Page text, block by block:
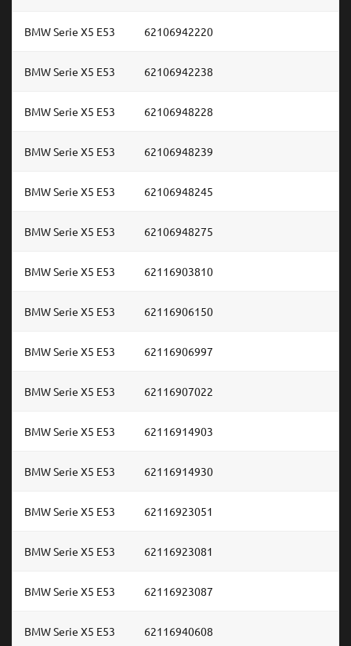
BMW Serie X5 E53 62106942220
BMW Serie X5 E53 62106942238
BMW Serie X5 E53 62106948228
BMW Serie X5 E53 62106948239
BMW Serie X5 E53 62106948245
BMW Serie X5 E53 62106948275
BMW Serie X5 E53 62116903810
BMW Serie X5 E53 62116906150
BMW Serie X5 E53 62116906997
BMW Serie X5 E53 62116907022
BMW Serie X5 E53 62116914903
BMW Serie X5 E53 62116914930
BMW Serie X5 E53 62116923051
BMW Serie X5 E53 62116923081
BMW Serie X5 E53 62116923087
BMW Serie X5 E53 62116940608